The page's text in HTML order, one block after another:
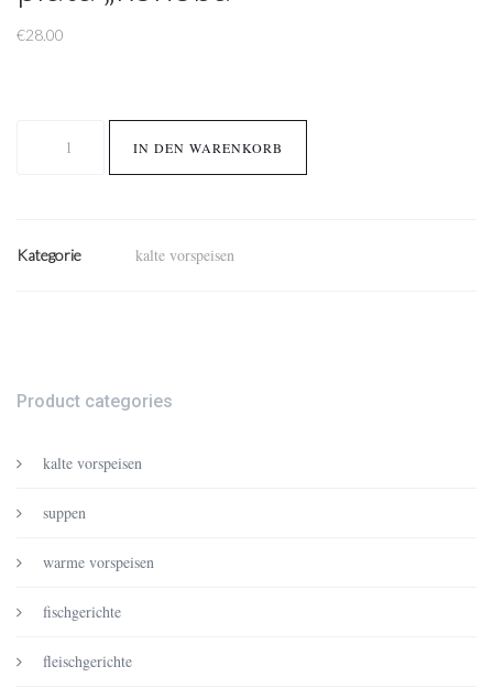
€28.00
„konoba“
IN DEN WARENKORB
Kategorie kalte vorspeisen
Product categories
kalte vorspeisen
suppen
warme vorspeisen
fischgerichte
fleischgerichte